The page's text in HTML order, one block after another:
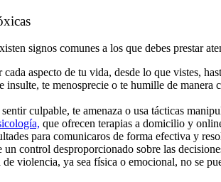
signos comunes a los que debes prestar
aspecto de tu vida, desde lo que vistes,
insulte, te menosprecie o te humille de manera
culpable, te amenaza o usa tácticas
que ofrecen terapias a domicilio y
para comunicaros de forma efectiva y
un control desproporcionado sobre las
violencia, ya sea física o emocional, no se